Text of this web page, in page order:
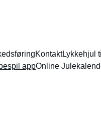
KontaktLykkehjul
appOnline